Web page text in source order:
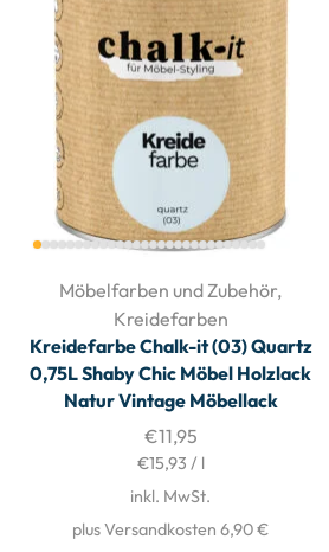
Möbelfarben und Zubehör,
Kreidefarben
Kreidefarbe Chalk-it (03) Quartz
0,75L Shaby Chic Möbel Holzlack
Natur Vintage Möbellack
€11,95
€15,93 / l
inkl. MwSt.
plus Versandkosten 6,90 €